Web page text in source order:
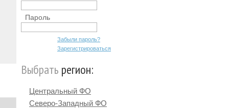
Пароль
Забыли пароль?
Зарегистрироваться
Выбрать регион:
Центральный ФО
Северо-Западный ФО